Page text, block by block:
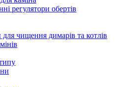
регулятори обертів
для чищення димарів та котлів